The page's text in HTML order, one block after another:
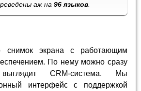
аж на96 языков
снимок экрана с работающим
По нему можно сразу
CRM-система. Мы
интерфейс с поддержкой